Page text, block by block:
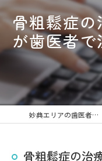
骨粗鬆症
が歯医者で
妙典エリアの歯医者なら妙典歯科Nクリニック
骨粗鬆症の治